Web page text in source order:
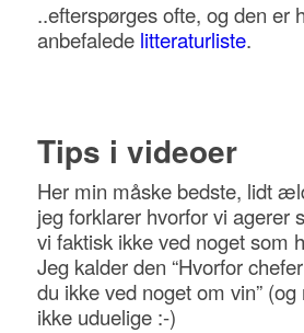
..efterspørges ofte, og den er
anbefalede litteraturliste.
Tips i videoer
Her min måske bedste, lidt
jeg forklarer hvorfor vi agerer
vi faktisk ikke ved noget som
Jeg kalder den “Hvorfor
du ikke ved noget om vin”
ikke uduelige :-)